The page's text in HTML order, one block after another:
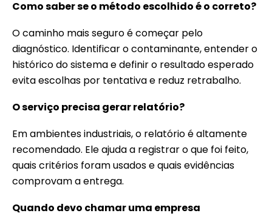
Como saber se o método escolhido é o correto?
O caminho mais seguro é começar pelo
diagnóstico. Identificar o contaminante, entender o
histórico do sistema e definir o resultado esperado
evita escolhas por tentativa e reduz retrabalho.
O serviço precisa gerar relatório?
Em ambientes industriais, o relatório é altamente
recomendado. Ele ajuda a registrar o que foi feito,
quais critérios foram usados e quais evidências
comprovam a entrega.
Quando devo chamar uma empresa